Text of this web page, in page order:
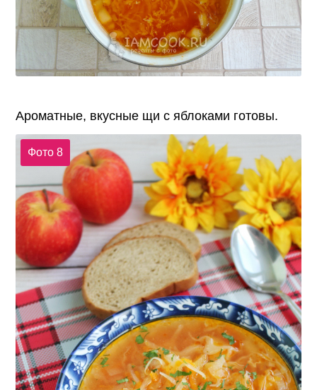
Ароматные, вкусные щи с яблоками готовы.
Фото 8